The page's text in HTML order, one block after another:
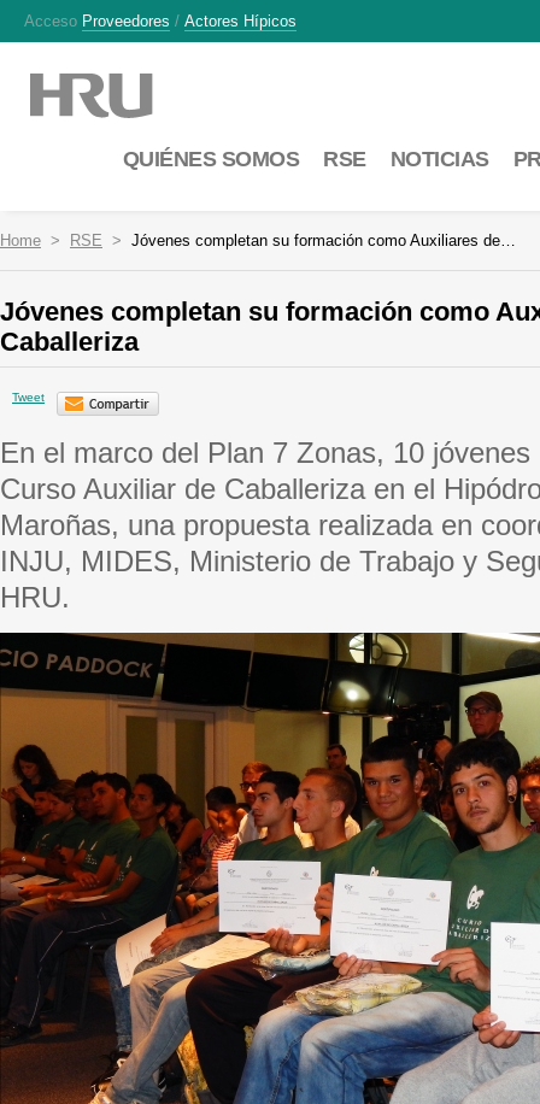
Acceso Proveedores / Actores Hípicos
QUIÉNES SOMOS RSE NOTICIAS
Home RSE Jóvenes completan su formación como Auxiliares de…
Jóvenes completan su formación como
Caballeriza
Tweet
En el marco del Plan 7 Zonas, 10 jóvenes
Curso Auxiliar de Caballeriza en el
Maroñas, una propuesta realizada en
INJU, MIDES, Ministerio de Trabajo y
HRU.